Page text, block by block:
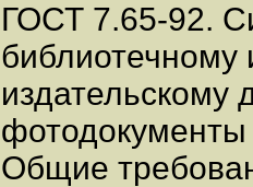
ГОСТ 7.65-92.
библиотечному
издательскому
Общие